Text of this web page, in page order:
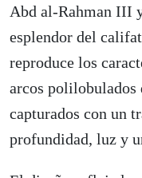
Abd al-Rahman III
esplendor del
reproduce los
arcos polilobulados
capturados con un
profundidad, luz y